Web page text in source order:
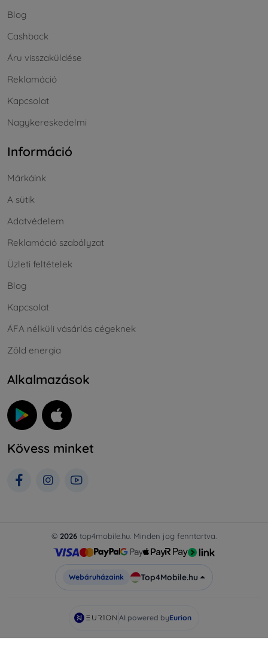
Blog
Cashback
Áru visszaküldése
Reklamáció
Kapcsolat
Nagykereskedelmi
Információ
Márkáink
A sütik
Adatvédelem
Reklamáció szabályzat
Üzleti feltételek
Blog
Kapcsolat
ÁFA nélküli vásárlás cégeknek
Zöld energia
Alkalmazások
Kövess minket
© 2026 top4mobile.hu. Minden jog fenntartva.
Webáruházaink Top4Mobile.hu
AI powered byEurion